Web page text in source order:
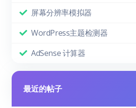
屏幕分辨率模拟器
WordPress主题检测器
AdSense 计算器
最近的帖子